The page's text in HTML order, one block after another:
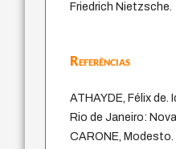
Friedrich Nietzsche.
Referências
ATHAYDE, Félix de.
Rio de Janeiro:
CARONE,